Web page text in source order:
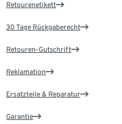
Retourenetikett
30 Tage Rückgaberecht
Retouren-Gutschrift
Reklamation
Ersatzteile & Reparatur
Garantie